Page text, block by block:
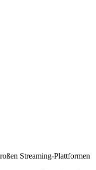
Streaming-Plattformen